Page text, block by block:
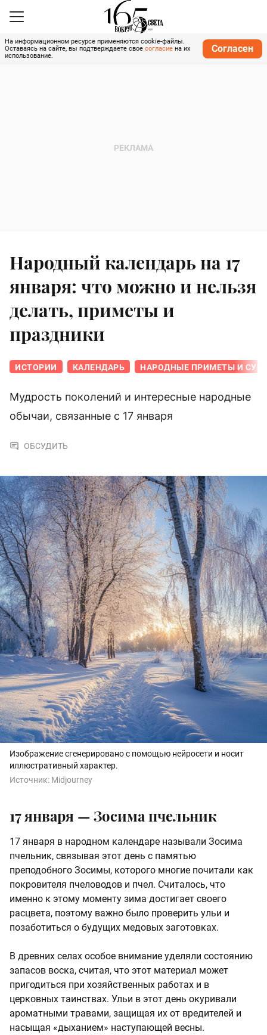
На информационном ресурсе применяются cookie-файлы.
Оставаясь на сайте, вы подтверждаете свое согласие на их
использование.
Согласен
Народный календарь на 17
января: что можно и нельзя
делать, приметы и
праздники
ИСТОРИИ КАЛЕНДАРЬ НАРОДНЫЕ ПРИМЕТЫ И
Мудрость поколений и интересные народные
обычаи, связанные с 17 января
ОБСУДИТЬ
Изображение сгенерировано с помощью нейросети и носит
иллюстративный характер.
Источник: Midjourney
17 января — Зосима пчельник
17 января в народном календаре называли Зосима
пчельник, связывая этот день с памятью
преподобного Зосимы, которого многие почитали как
покровителя пчеловодов и пчел. Считалось, что
именно к этому моменту зима достигает своего
расцвета, поэтому важно было проверить ульи и
позаботиться о будущих медовых заготовках.
В древних селах особое внимание уделяли состоянию
запасов воска, считая, что этот материал может
пригодиться при хозяйственных работах и в
церковных таинствах. Ульи в этот день окуривали
ароматными травами, защищая их от вредителей и
насыщая «дыханием» наступающей весны.